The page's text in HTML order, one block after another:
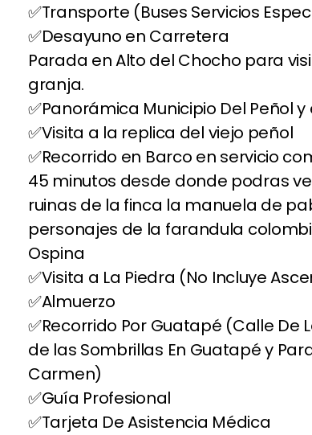
Transporte (Buses Servicios
Desayuno en Carretera
Parada en Alto del Chocho para
granja.
Panorámica Municipio Del Peñol y
Visita a la replica del viejo peñol
Recorrido en Barco en servicio
45 minutos desde donde podras
ruinas de la finca la manuela de
personajes de la farandula
Ospina
Visita a La Piedra (No Incluye
Almuerzo
Recorrido Por Guatapé (Calle De
de las Sombrillas En Guatapé y
Carmen)
Guía Profesional
Tarjeta De Asistencia Médica